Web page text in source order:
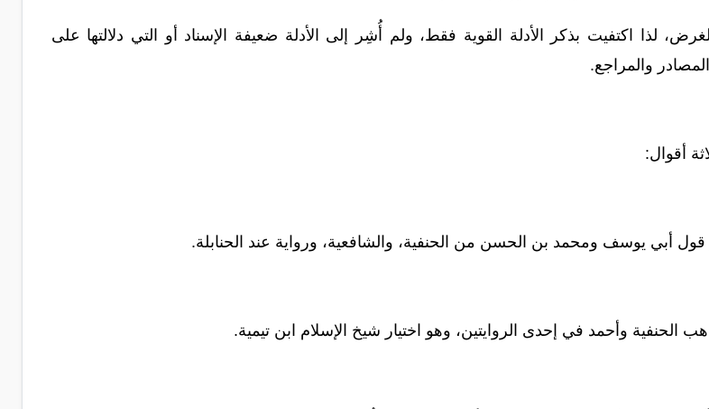
لذا اكتفيت بذكر الأدلة القوية فقط، ولم أُشِر إلى الأدلة ضعيفة الإسناد أو التي دلالتها على
والمراجع.
أقوال:
أبي يوسف ومحمد بن الحسن من الحنفية، والشافعية، ورواية عند الحنابلة.
الحنفية وأحمد في إحدى الروايتين، وهو اختيار شيخ الإسلام ابنتيمية.